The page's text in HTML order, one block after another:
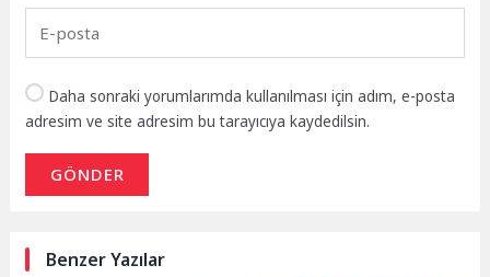
Daha sonraki yorumlarımda kullanılması için adım, e-posta
adresim ve site adresim bu tarayıcıya kaydedilsin.
GÖNDER
Benzer Yazılar